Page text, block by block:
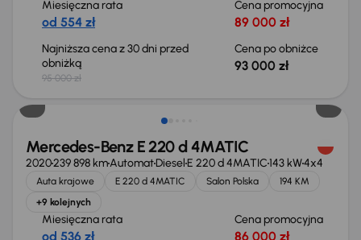
Miesięczna rata
od 554 zł
Cena promocyjna
89 000 zł
Najniższa cena z 30 dni przed
obniżką
95 000 zł
Cena po obniżce
93 000 zł
Możliwość odliczenia VAT
Mercedes-Benz E 220 d 4MATIC
2020239 898 kmAutomatDiesel E 220 d 4MATIC143 kW4x4
Auta krajowe E 220 d 4MATIC Salon Polska
194 KM
+9 kolejnych
Miesięczna rata
od 536 zł
Cena promocyjna
86 000 zł